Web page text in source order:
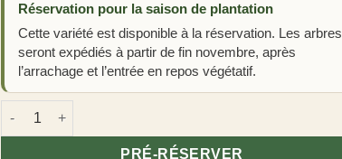
Réservation pour la saison de plantation
Cette variété est disponible à la réservation. Les arbres
seront expédiés à partir de fin novembre, après
l’arrachage et l’entrée en repos végétatif.
quantité de Vigne sans pépin 'Lakemont'
PRÉ-RÉSERVER